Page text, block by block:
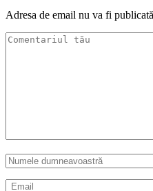
Adresa de email nu va fi publicată